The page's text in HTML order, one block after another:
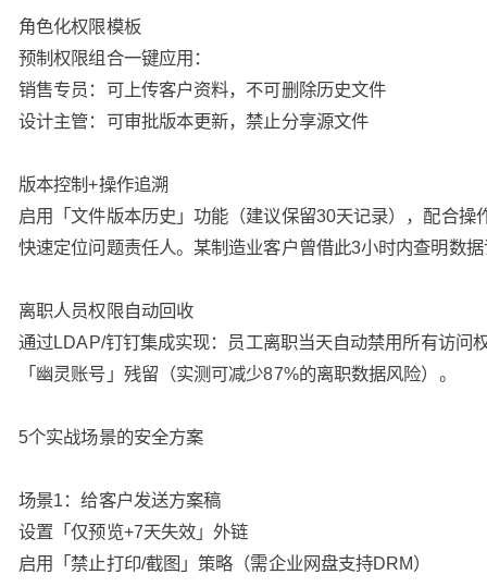
角色化权限模板
预制权限组合一键应用：
销售专员：可上传客户资料，不可删除历史文件
设计主管：可审批版本更新，禁止分享源文件
版本控制+操作追溯
启用「文件版本历史」功能（建议保留30天记录），配合操
快速定位问题责任人。某制造业客户曾借此3小时内查明数
离职人员权限自动回收
通过LDAP/钉钉集成实现：员工离职当天自动禁用所有访问
「幽灵账号」残留（实测可减少87%的离职数据风险）。
5个实战场景的安全方案
场景1：给客户发送方案稿
设置「仅预览+7天失效」外链
启用「禁止打印/截图」策略（需企业网盘支持DRM）